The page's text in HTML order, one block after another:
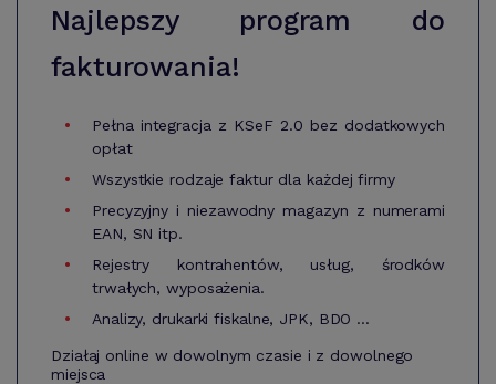
Najlepszy program do
fakturowania!
Pełna integracja z KSeF 2.0 bez dodatkowych
opłat
Wszystkie rodzaje faktur dla każdej firmy
Precyzyjny i niezawodny magazyn z numerami
EAN, SN itp.
Rejestry kontrahentów, usług, środków
trwałych, wyposażenia.
Analizy, drukarki fiskalne, JPK, BDO ...
Działaj online w dowolnym czasie i z dowolnego
miejsca